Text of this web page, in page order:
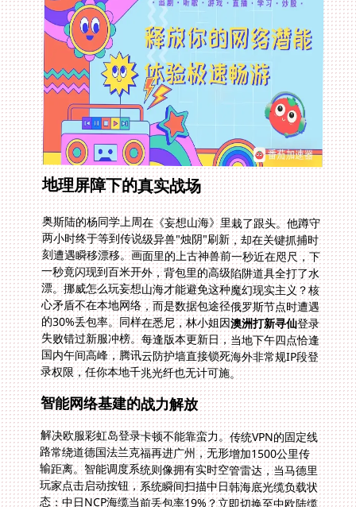
地理屏障下的真实战场
奥斯陆的杨同学上周在《妄想山海》里栽了跟头。他蹲守
两小时终于等到传说级异兽"烛阴"刷新，却在关键抓捕时
刻遭遇瞬移漂移。画面里的上古神兽前一秒近在咫尺，下
一秒竟闪现到百米开外，背包里的高级陷阱道具全打了水
漂。挪威怎么玩妄想山海才能避免这种魔幻现实主义？核
心矛盾不在本地网络，而是数据包途径俄罗斯节点时遭遇
的30%丢包率。同样在悉尼，林小姐因澳洲打新寻仙登录
失败错过新服冲榜。每逢版本更新日，当地下午四点恰逢
国内午间高峰，腾讯云防护墙直接锁死海外非常规IP段登
录权限，任你本地千兆光纤也无计可施。
智能网络基建的战力解放
解决欧服彩虹岛登录卡顿不能靠蛮力。传统VPN的固定线
路常绕道德国法兰克福再进广州，无形增加1500公里传
输距离。智能调度系统则像拥有实时空管雷达，当马德里
玩家点击启动按钮，系统瞬间扫描中日韩海底光缆负载状
态：中日NCP海缆当前丢包率19%？立即切换至中欧陆缆
DNI路径；东京节点拥堵？自动分配至香港PoP接入点
——全程决策在300毫秒内完成，这是手动切换节点永远